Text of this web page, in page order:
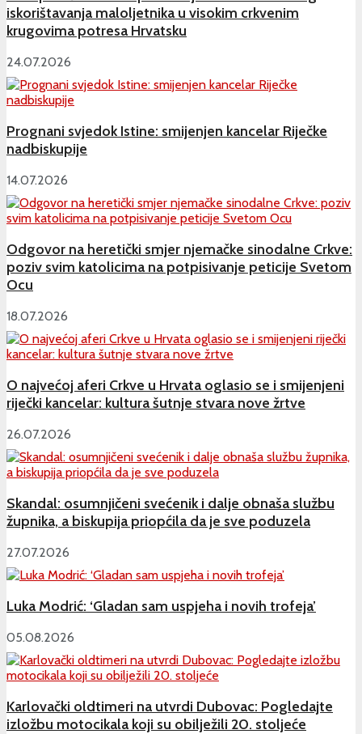
iskorištavanja maloljetnika u visokim crkvenim
krugovima potresa Hrvatsku
24.07.2026
Prognani svjedok Istine: smijenjen kancelar Riječke
nadbiskupije
14.07.2026
Odgovor na heretički smjer njemačke sinodalne Crkve:
poziv svim katolicima na potpisivanje peticije Svetom
Ocu
18.07.2026
O najvećoj aferi Crkve u Hrvata oglasio se i smijenjeni
riječki kancelar: kultura šutnje stvara nove žrtve
26.07.2026
Skandal: osumnjičeni svećenik i dalje obnaša službu
župnika, a biskupija priopćila da je sve poduzela
27.07.2026
Luka Modrić: ‘Gladan sam uspjeha i novih trofeja’
05.08.2026
Karlovački oldtimeri na utvrdi Dubovac: Pogledajte
izložbu motocikala koji su obilježili 20. stoljeće